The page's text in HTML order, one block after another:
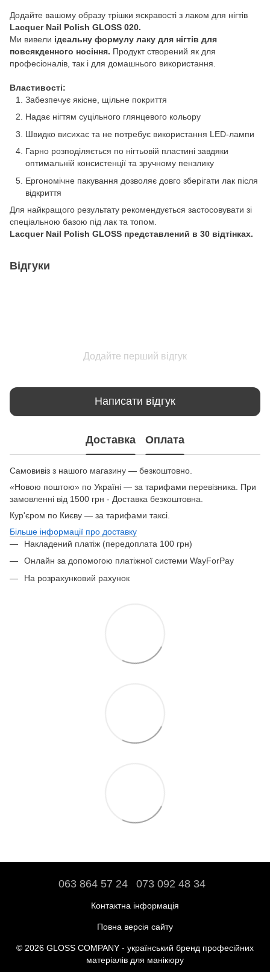
Додайте вашому образу трішки яскравості з лаком для нігтів
Lacquer Nail Polish GLOSS 020.
Ми вивели ідеальну формулу лаку для нігтів для
повсякденного носіння. Продукт створений як для
професіоналів, так і для домашнього використання.
Властивості:
Забезпечує якісне, щільне покриття
Надає нігтям суцільного глянцевого кольору
Швидко висихає та не потребує використання LED-лампи
Гарно розподіляється по нігтьовій пластині завдяки
оптимальній консистенції та зручному пензлику
Ергономічне пакування дозволяє довго зберігати лак після
відкриття
Для найкращого результату рекомендується застосовувати зі
спеціальною базою під лак та топом.
Lacquer Nail Polish GLOSS представлений в 30 відтінках.
Відгуки
Додайте перший відгук
Написати відгук
Доставка Оплата
Самовивіз з нашого магазину — безкоштовно.
«Новою поштою» по Україні — за тарифами перевізника. При
замовленні від 1500 грн - Доставка безкоштовна.
Кур'єром по Києву — за тарифами таксі.
Більше інформації про доставку
Накладений платіж (передоплата 100 грн)
Онлайн за допомогою платіжної системи WayForPay
На розрахунковий рахунок
063 864 57 24 073 092 48 34
Контактна інформація
Повна версія сайту
© 2026 GLOSS COMPANY - український бренд професійних
матеріалів для манікюру